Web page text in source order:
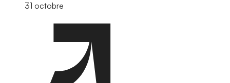
31 octobre